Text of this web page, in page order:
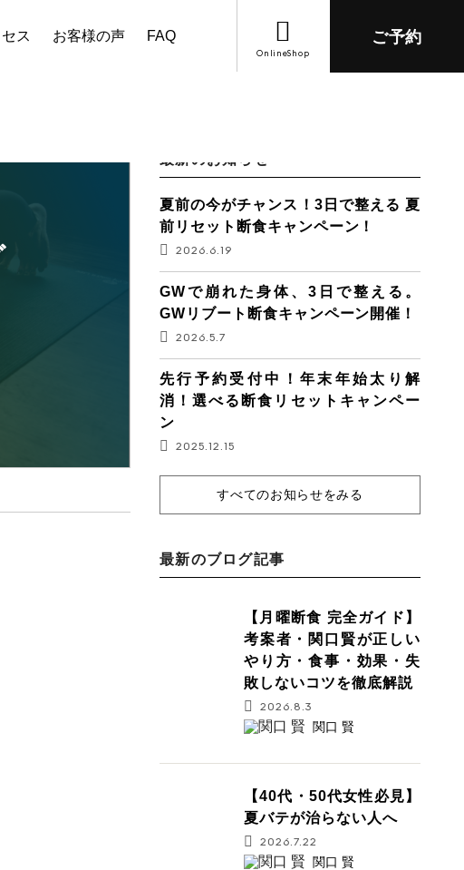
ス お客様の声 FAQ
OnlineShop
ご予約
最新のお知らせ
夏前の今がチャンス！3日で整える 夏
前リセット断食キャンペーン！
2026.6.19
GWで崩れた身体、3日で整える。
GWリブート断食キャンペーン開催！
2026.5.7
先行予約受付中！年末年始太り解
消！選べる断食リセットキャンペー
ン
2025.12.15
すべてのお知らせをみる
最新のブログ記事
【月曜断食 完全ガイド】
考案者・関口賢が正しい
やり方・食事・効果・失
敗しないコツを徹底解説
2026.8.3
関口 賢
【40代・50代女性必見】
夏バテが治らない人へ
2026.7.22
関口 賢